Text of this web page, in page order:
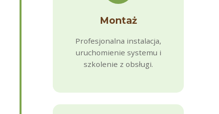
Montaż
Profesjonalna instalacja,
uruchomienie systemu i
szkolenie z obsługi.